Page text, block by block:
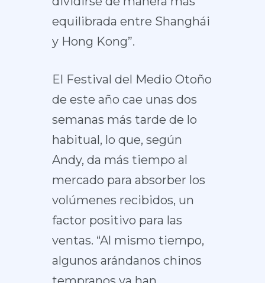
equilibrada entre Shanghái
y Hong Kong”.
El Festival del Medio Otoño
de este año cae unas dos
semanas más tarde de lo
habitual, lo que, según
Andy, da más tiempo al
mercado para absorber los
volúmenes recibidos, un
factor positivo para las
ventas. “Al mismo tiempo,
algunos arándanos chinos